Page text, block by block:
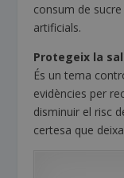
consum de
artificials.
Protegeix la
És un tema
evidències per
disminuir el risc
certesa que